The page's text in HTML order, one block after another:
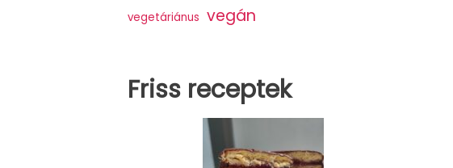
vegetáriánus vegán
Friss receptek